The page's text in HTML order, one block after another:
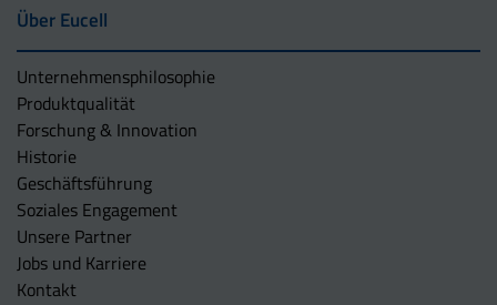
Über Eucell
Unternehmens­philosophie
Produktqualität
Forschung & Innovation
Historie
Geschäftsführung
Soziales Engagement
Unsere Partner
Jobs und Karriere
Kontakt